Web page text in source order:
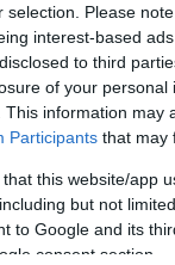
selection. Please
interest-based
to third
of your personal
This information may
Participants that may
that this website/app
but not
to Google and its
consent section.